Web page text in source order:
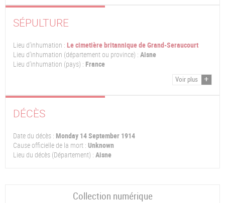
SÉPULTURE
Lieu d'inhumation : Le cimetière britannique de Grand-Seraucourt
Lieu d'inhumation (département ou province) : Aisne
Lieu d'inhumation (pays) : France
Voir plus
DÉCÈS
Date du décès : Monday 14 September 1914
Cause officielle de la mort : Unknown
Lieu du décès (Département) : Aisne
Collection numérique